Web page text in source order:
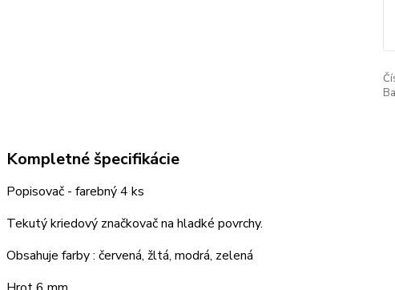
Kompletné špecifikácie
Popisovač - farebný 4 ks
Tekutý kriedový značkovač na hladké povrchy.
Obsahuje farby : červená, žltá, modrá, zelená